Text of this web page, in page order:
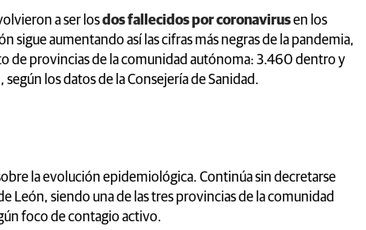
a ser losdos fallecidos por coronavirusen los
sigue aumentando así las cifras más negras de la pandemia,
de provincias de la comunidad autónoma: 3.460 dentro y
los datos de la Consejería de Sanidad.
la evolución epidemiológica. Continúa sin decretarse
León, siendo una de las tres provincias de la comunidad
foco de contagio activo.